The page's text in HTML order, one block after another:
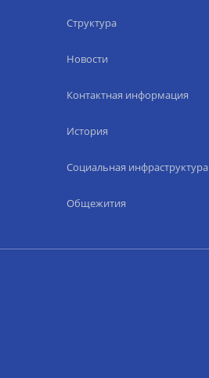
Структура
Новости
Контактная информация
История
Социальная инфраструктура
Общежития